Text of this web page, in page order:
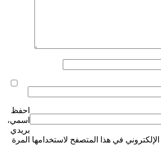
احفظ
اسمي،
بريدي
الإلكتروني في هذا المتصفح لاستخدامها المرة